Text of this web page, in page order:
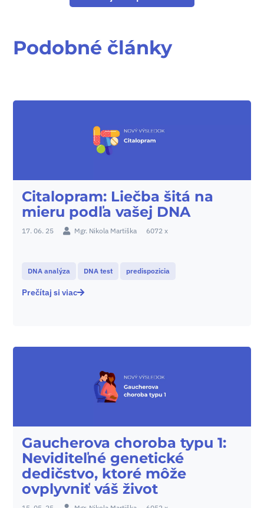
Podobné články
Citalopram: Liečba šitá na
mieru podľa vašej DNA
17. 06. 25 Mgr. Nikola Martiška 6072 x
DNA analýza DNA test predispozicia
Prečítaj si viac
Gaucherova choroba typu 1:
Neviditeľné genetické
dedičstvo, ktoré môže
ovplyvniť váš život